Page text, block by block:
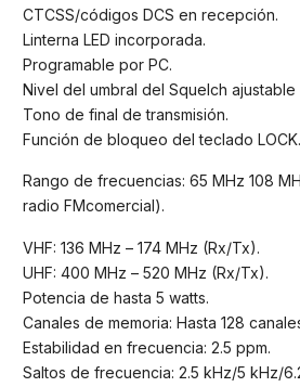
CTCSS/códigos DCS en recepción.
Linterna LED incorporada.
Programable por PC.
Nivel del umbral del Squelch ajustable
Tono de final de transmisión.
Función de bloqueo del teclado LOCK.
Rango de frecuencias: 65 MHz 108
radio FMcomercial).
VHF: 136 MHz – 174 MHz (Rx/Tx).
UHF: 400 MHz – 520 MHz (Rx/Tx).
Potencia de hasta 5 watts.
Canales de memoria: Hasta 128
Estabilidad en frecuencia: 2.5 ppm.
Saltos de frecuencia: 2.5 kHz/5 kHz/